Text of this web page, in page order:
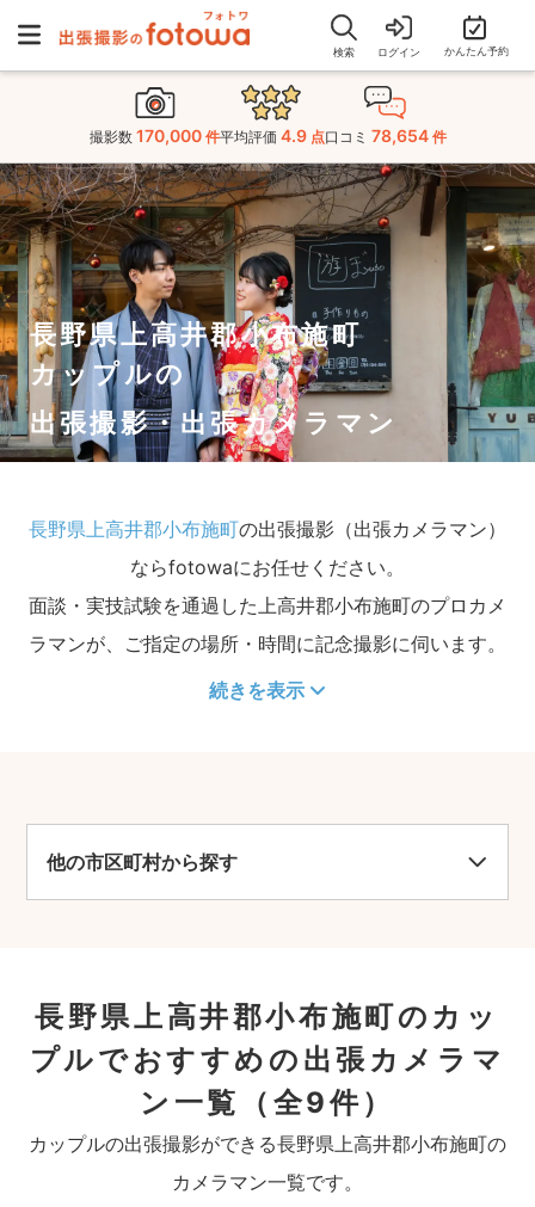
検索 ログイン かんたん予約
撮影数 170,000 件平均評価 4.9 点口コミ 78,654 件
長野県上高井郡小布施町
カップルの
出張撮影・出張カメラマン
長野県上高井郡小布施町の出張撮影（出張カメラマン）
ならfotowaにお任せください。
面談・実技試験を通過した上高井郡小布施町のプロカメ
ラマンが、ご指定の場所・時間に記念撮影に伺います。
続きを表示
他の市区町村から探す
長野県上高井郡小布施町のカッ
プルでおすすめの出張カメラマ
ン一覧
（全9件）
カップルの出張撮影ができる長野県上高井郡小布施町の
カメラマン一覧です。